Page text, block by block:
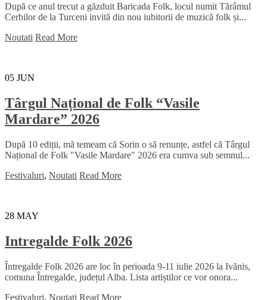
După ce anul trecut a găzduit Baricada Folk, locul numit Tărâmul
Cerbilor de la Turceni invită din nou iubitorii de muzică folk și...
Noutati Read More
05 JUN
Târgul Național de Folk “Vasile
Mardare” 2026
După 10 ediții, mă temeam că Sorin o să renunțe, astfel că Târgul
Național de Folk "Vasile Mardare" 2026 era cumva sub semnul...
Festivaluri, Noutati Read More
28 MAY
Intregalde Folk 2026
Întregalde Folk 2026 are loc în perioada 9-11 iulie 2026 la Ivănis,
comuna Întregalde, județul Alba. Lista artiștilor ce vor onora...
Festivaluri, Noutati Read More